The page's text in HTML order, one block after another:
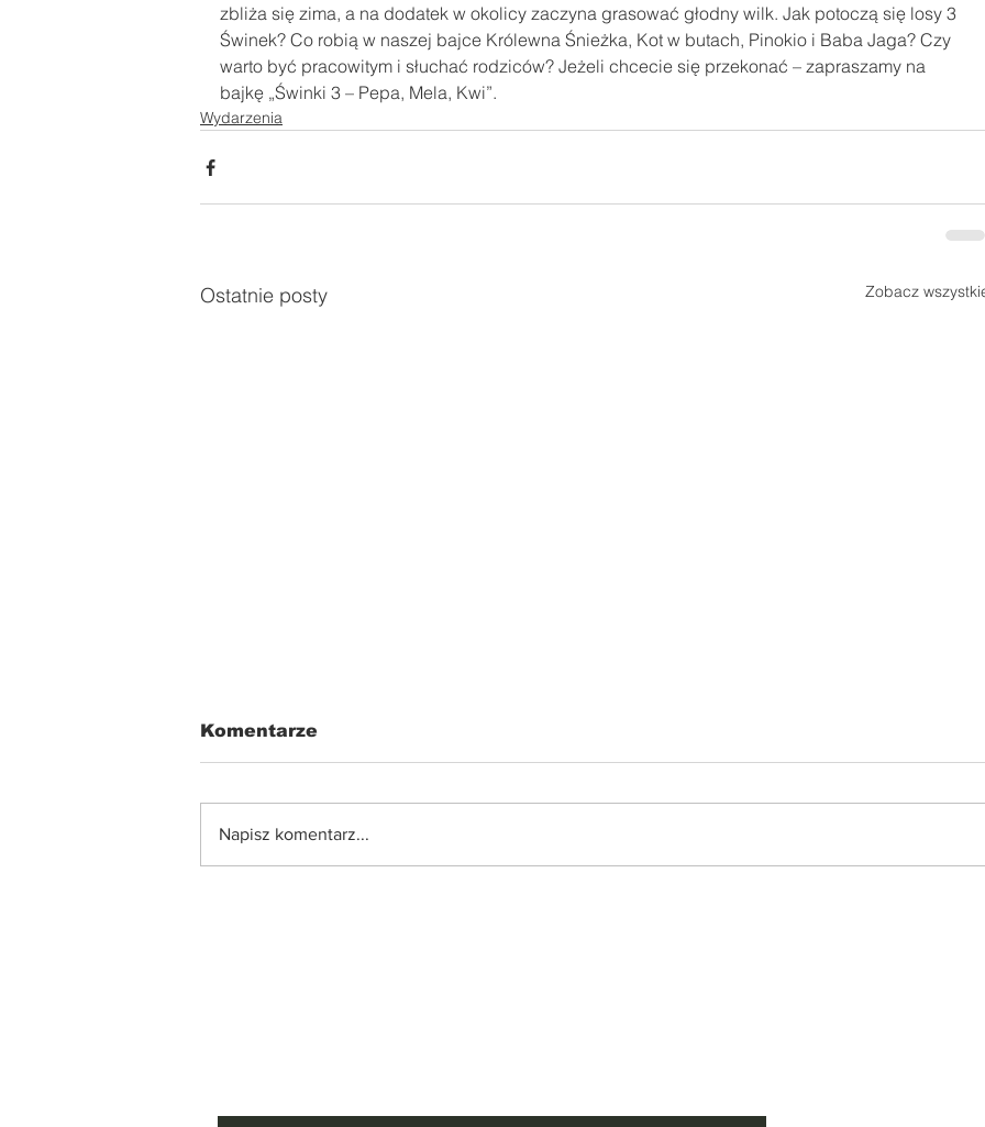
zbliża się zima, a na dodatek w okolicy zaczyna grasować głodny wilk. Jak potoczą się losy 3
Świnek? Co robią w naszej bajce Królewna Śnieżka, Kot w butach, Pinokio i Baba Jaga? Czy
warto być pracowitym i słuchać rodziców? Jeżeli chcecie się przekonać – zapraszamy na
bajkę „Świnki 3 – Pepa, Mela, Kwi”.
Wydarzenia
Ostatnie posty Zobacz
Komentarze
Napisz komentarz...